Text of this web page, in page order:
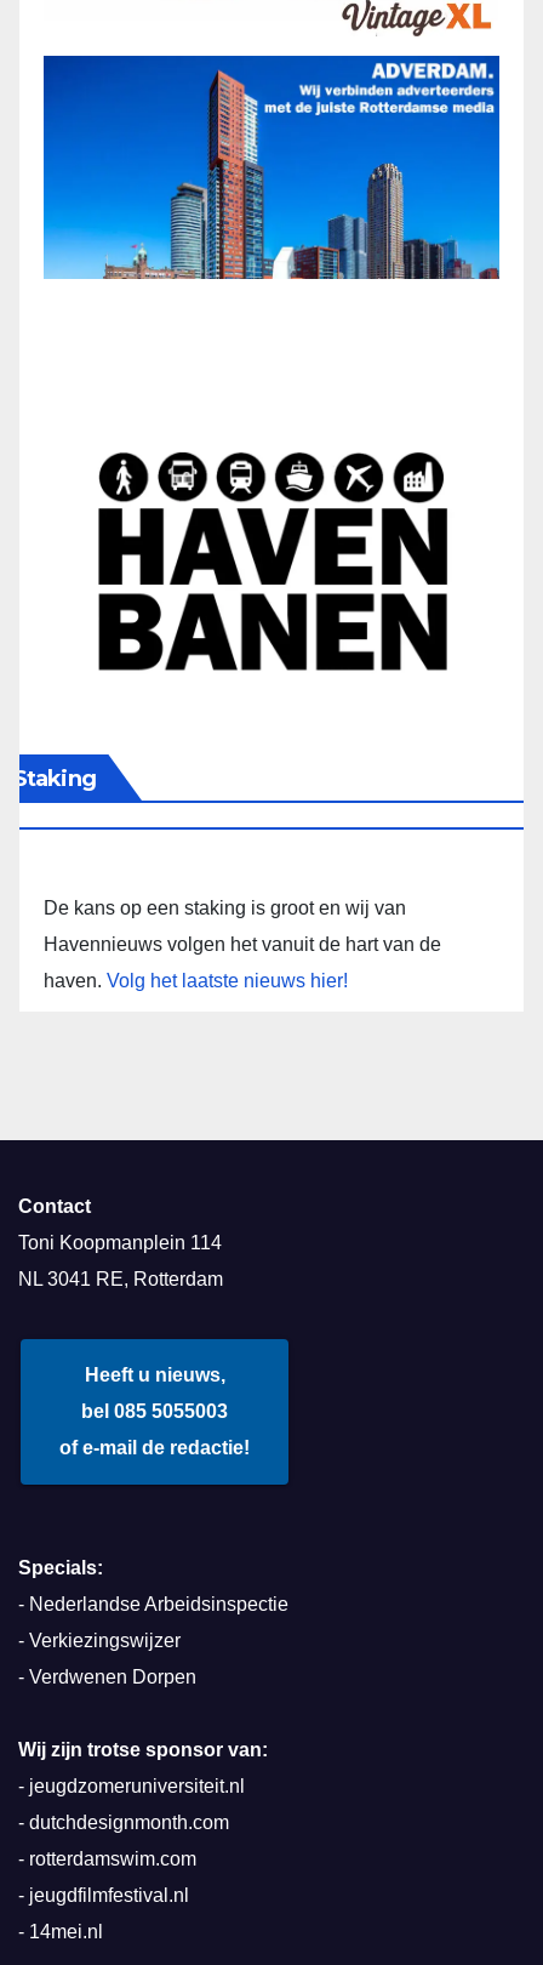
Staking
De kans op een staking is groot en wij van
Havennieuws volgen het vanuit de hart van de
haven. Volg het laatste nieuws hier!
Contact
Toni Koopmanplein 114
NL 3041 RE, Rotterdam
Heeft u nieuws,
bel 085 5055003
of e-mail de redactie!
Specials:
- Nederlandse Arbeidsinspectie
- Verkiezingswijzer
- Verdwenen Dorpen
Wij zijn trotse sponsor van:
- jeugdzomeruniversiteit.nl
- dutchdesignmonth.com
- rotterdamswim.com
- jeugdfilmfestival.nl
- 14mei.nl